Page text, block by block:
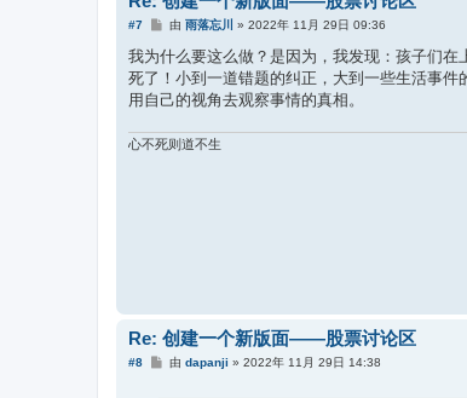
#7
帖
由 雨落忘川 » 2022年 11月 29日 09:36
我为什么要这么做？是因为，我发现：孩子们
死了！小到一道错题的纠正，大到一些生活事件
用自己的视角去观察事情的真相。
心不死则道不生
Re: 创建一个新版面——股票讨论区
#8
帖
由 dapanji » 2022年 11月 29日 14:38